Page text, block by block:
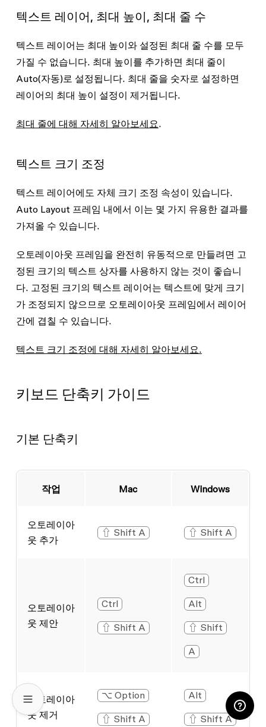
텍스트 레이어, 최대 높이, 최대 줄 수
텍스트 레이어는 최대 높이와 설정된 최대 줄 수를 모두
가질 수 없습니다. 최대 높이를 추가하면 최대 줄이
Auto(자동)로 설정됩니다. 최대 줄을 숫자로 설정하면
레이어의 최대 높이 설정이 제거됩니다.
최대 줄에 대해 자세히 알아보세요.
텍스트 크기 조정
텍스트 레이어에도 자체 크기 조정 속성이 있습니다.
Auto Layout 프레임 내에서 이는 몇 가지 유용한 결과를
가져올 수 있습니다.
오토레이아웃 프레임을 완전히 유동적으로 만들려면 고
정된 크기의 텍스트 상자를 사용하지 않는 것이 좋습니
다. 고정된 크기의 텍스트 레이어는 텍스트에 맞게 크기
가 조정되지 않으므로 오토레이아웃 프레임에서 레이어
간에 겹칠 수 있습니다.
텍스트 크기 조정에 대해 자세히 알아보세요.
키보드 단축키 가이드
기본 단축키
작업 Mac Windows
오토레이아
웃 추가
⇧ Shift A ⇧ Shift A
오토레이아
웃 제안
Ctrl
⇧ Shift A
Ctrl
Alt
⇧ Shift
A
오토레이아
웃 제거
⌥ Option
⇧ Shift A
Alt
⇧ Shift A